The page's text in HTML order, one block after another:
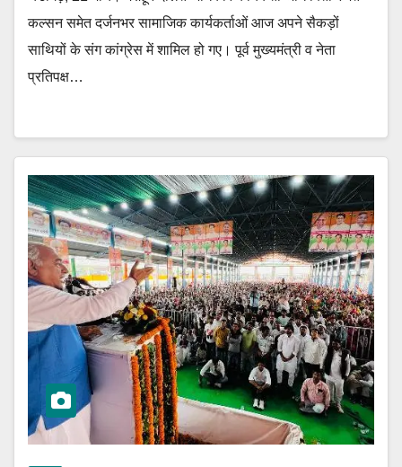
कल्सन समेत दर्जनभर सामाजिक कार्यकर्ताओं आज अपने सैकड़ों
साथियों के संग कांग्रेस में शामिल हो गए। पूर्व मुख्यमंत्री व नेता
प्रतिपक्ष…